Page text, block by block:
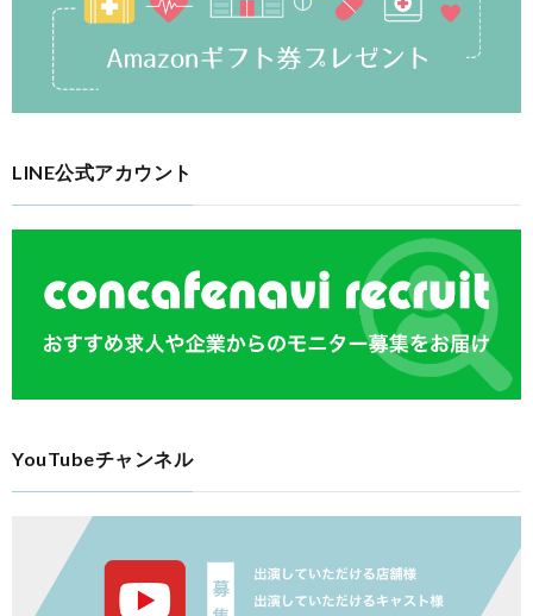
LINE公式アカウント
YouTubeチャンネル